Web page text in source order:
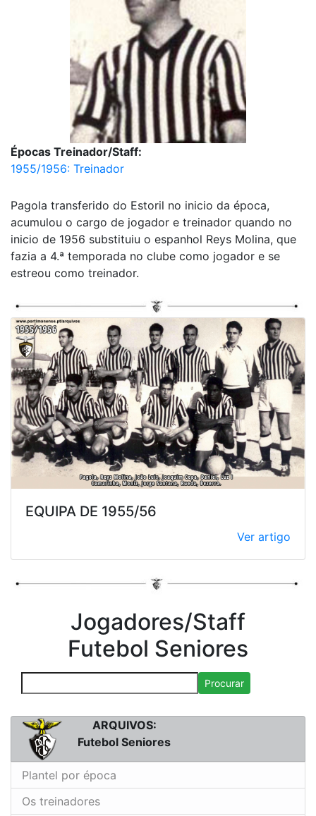
Épocas Treinador/Staff:
1955/1956: Treinador
Pagola transferido do Estoril no inicio da época,
acumulou o cargo de jogador e treinador quando no
inicio de 1956 substituiu o espanhol Reys Molina, que
fazia a 4.ª temporada no clube como jogador e se
estreou como treinador.
EQUIPA DE 1955/56
Ver artigo
Jogadores/Staff
Futebol Seniores
Procurar
ARQUIVOS:
Futebol Seniores
Plantel por época
Os treinadores